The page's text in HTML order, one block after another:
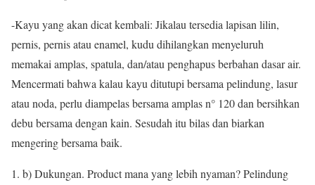
-Kayu yang akan dicat kembali: Jikalau tersedia lapisan lilin,
pernis, pernis atau enamel, kudu dihilangkan menyeluruh
memakai amplas, spatula, dan/atau penghapus berbahan dasar air.
Mencermati bahwa kalau kayu ditutupi bersama pelindung, lasur
atau noda, perlu diampelas bersama amplas n° 120 dan bersihkan
debu bersama dengan kain. Sesudah itu bilas dan biarkan
mengering bersama baik.
b) Dukungan. Product mana yang lebih nyaman? Pelindung